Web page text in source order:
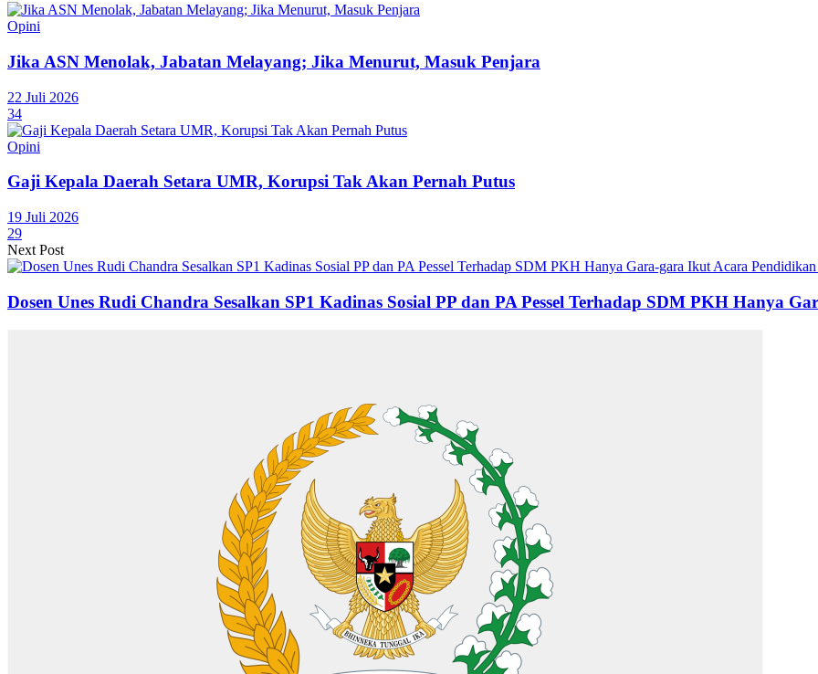
Opini
Jika ASN Menolak, Jabatan Melayang; Jika Menurut, Masuk Penjara
22 Juli 2026
34
Opini
Gaji Kepala Daerah Setara UMR, Korupsi Tak Akan Pernah Putus
19 Juli 2026
29
Next Post
Dosen Unes Rudi Chandra Sesalkan SP1 Kadinas Sosial PP dan PA Pessel Terhadap SDM PKH Hanya